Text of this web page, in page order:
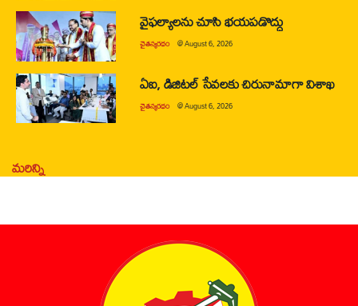
వైఫల్యాలను చూసి భయపడొద్దు
చైతన్యరధం @August 6, 2026
ఏఐ, డిజిటల్ సేవలకు చిరునామాగా విశాఖ
చైతన్యరధం @August 6, 2026
మరిన్ని